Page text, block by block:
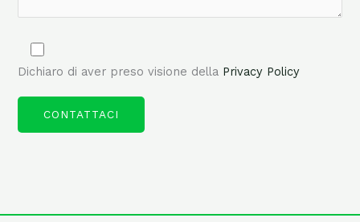
Dichiaro di aver preso visione della Privacy Policy